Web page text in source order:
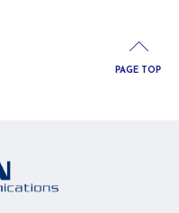
PAGE TOP